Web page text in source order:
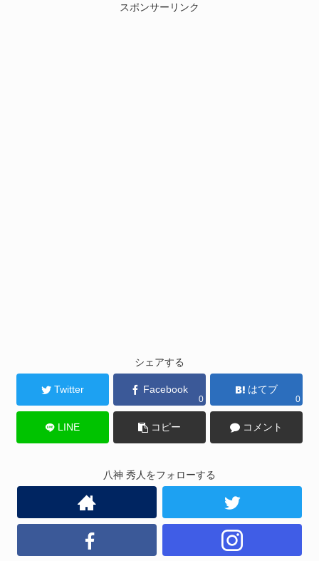
スポンサーリンク
シェアする
Twitter Facebook
0
はてブ
0
LINE コピー コメント
八神 秀人をフォローする